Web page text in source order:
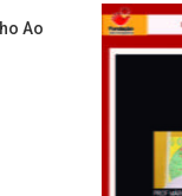
Ao